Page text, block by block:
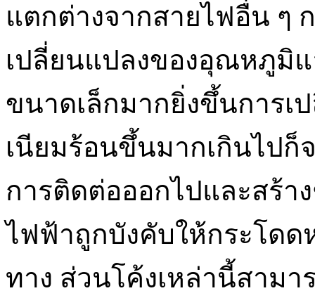
แตกต่างจากสายไฟอื่น ๆ
เปลี่ยนแปลงของอุณหภูมิ
ขนาดเล็กมากยิ่งขึ้นการเ
เนียมร้อนขึ้นมากเกินไปก็
การติดต่อออกไปและสร้า
ไฟฟ้าถูกบังคับให้กระโดด
ทาง ส่วนโค้งเหล่านี้สามา